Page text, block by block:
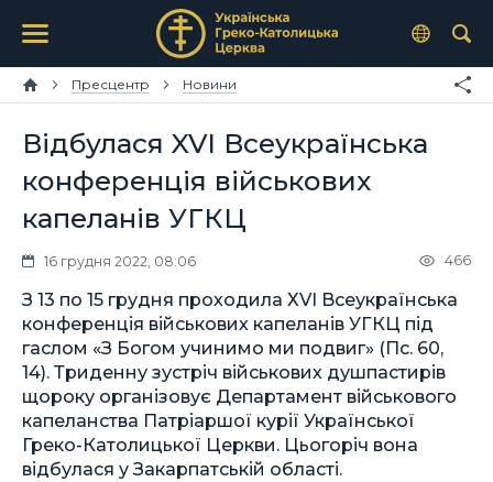
Пресцентр Новини
Відбулася XVІ Всеукраїнська
конференція військових
капеланів УГКЦ
16 грудня 2022, 08:06 466
З 13 по 15 грудня проходила ХVІ Всеукраїнська
конференція військових капеланів УГКЦ під
гаслом «З Богом учинимо ми подвиг» (Пс. 60,
14). Триденну зустріч військових душпастирів
щороку організовує Департамент військового
капеланства Патріаршої курії Української
Греко-Католицької Церкви. Цьогоріч вона
відбулася у Закарпатській області.